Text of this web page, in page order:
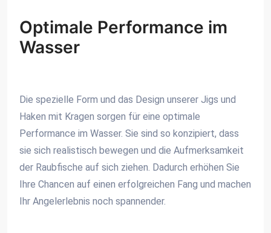
Optimale Performance im
Wasser
Die spezielle Form und das Design unserer Jigs und
Haken mit Kragen sorgen für eine optimale
Performance im Wasser. Sie sind so konzipiert, dass
sie sich realistisch bewegen und die Aufmerksamkeit
der Raubfische auf sich ziehen. Dadurch erhöhen Sie
Ihre Chancen auf einen erfolgreichen Fang und machen
Ihr Angelerlebnis noch spannender.